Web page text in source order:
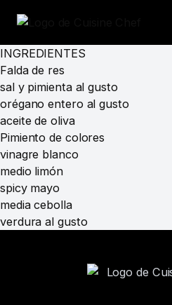
INGREDIENTES
Falda de res
sal y pimienta al gusto
orégano entero al gusto
aceite de oliva
Pimiento de colores
vinagre blanco
medio limón
spicy mayo
media cebolla
verdura al gusto